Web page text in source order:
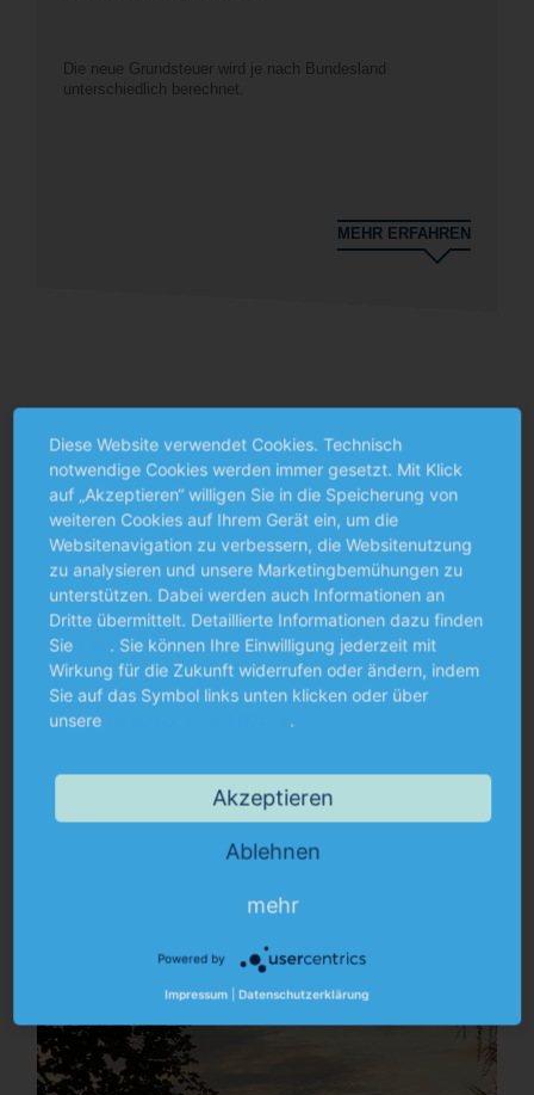
Die neue Grundsteuer wird je nach Bundesland
unterschiedlich berechnet.
MEHR ERFAHREN
Sie möchten noch mehr erfahren?
Finden Sie hier eine Übersicht über alle veröffentlichten
Beiträge.
ALLE BEITRÄGE
Diese Website verwendet Cookies. Technisch
notwendige Cookies werden immer gesetzt. Mit Klick
auf „Akzeptieren“ willigen Sie in die Speicherung von
weiteren Cookies auf Ihrem Gerät ein, um die
Websitenavigation zu verbessern, die Websitenutzung
zu analysieren und unsere Marketingbemühungen zu
unterstützen. Dabei werden auch Informationen an
Dritte übermittelt. Detaillierte Informationen dazu finden
Sie
. Sie können Ihre Einwilligung jederzeit mit
Wirkung für die Zukunft widerrufen oder ändern, indem
Sie auf das Symbol links unten klicken oder über
unsere
.
Akzeptieren
Ablehnen
mehr
Powered by
Impressum Datenschutzerklärung